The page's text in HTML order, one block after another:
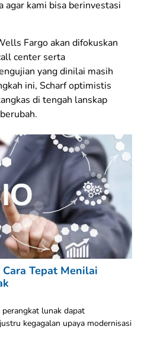
agar kami bisa berinvestasi
Fargo akan difokuskan
center serta
yang dinilai masih
ini, Scharf optimistis
di tengah lanskap
Tepat Menilai
lunak dapat
kegagalan upaya modernisasi